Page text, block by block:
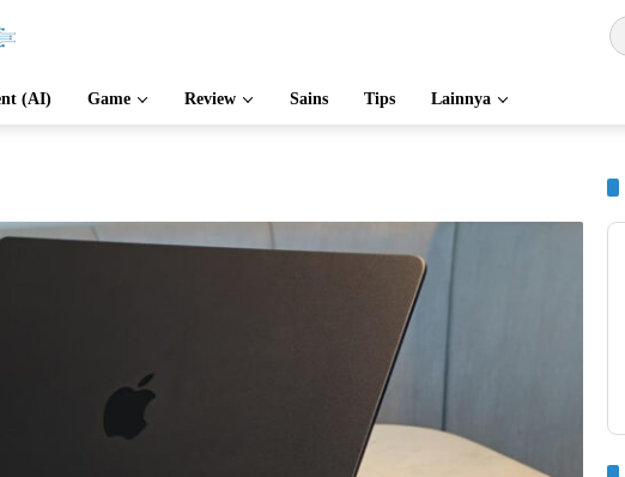
(AI) Game Review Sains Tips Lainnya